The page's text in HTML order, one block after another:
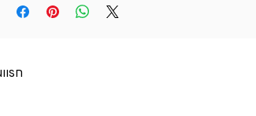
way to build trust and reassure your customers
information about your shipping methods,
buy from you with confidence.
รก